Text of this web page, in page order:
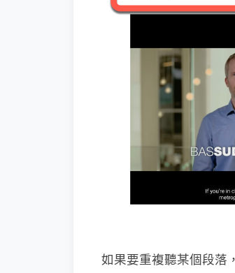
如果要重複聽某個段落